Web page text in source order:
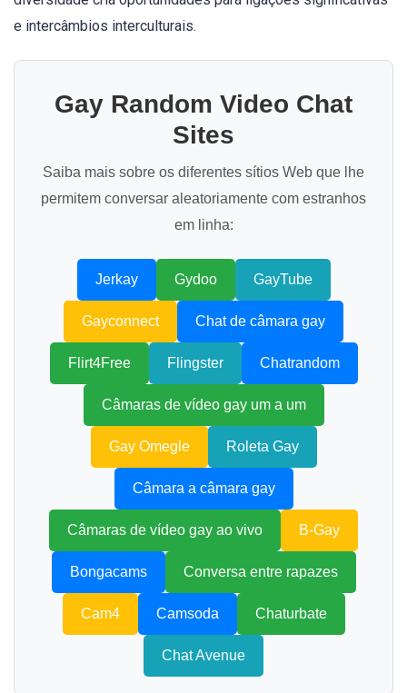
e intercâmbios interculturais.
Gay Random Video Chat
Sites
Saiba mais sobre os diferentes sítios Web que lhe
permitem conversar aleatoriamente com estranhos
em linha:
Jerkay Gydoo GayTube
Gayconnect Chat de câmara gay
Flirt4Free Flingster Chatrandom
Câmaras de vídeo gay um a um
Gay Omegle Roleta Gay
Câmara a câmara gay
Câmaras de vídeo gay ao vivo B-Gay
Bongacams Conversa entre rapazes
Cam4 Camsoda Chaturbate
Chat Avenue